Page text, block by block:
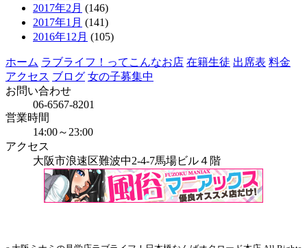
2017年2月 (146)
2017年1月 (141)
2016年12月 (105)
ホーム ラブライフ！ってこんなお店 在籍生徒 出席表 料金
アクセス ブログ 女の子募集中
お問い合わせ
06-6567-8201
営業時間
14:00～23:00
アクセス
大阪市浪速区難波中2-4-7馬場ビル４階